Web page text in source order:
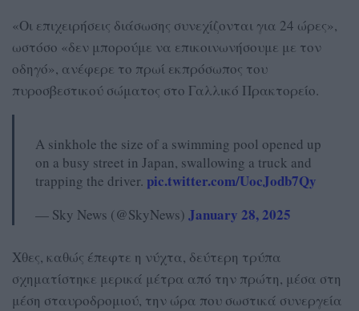
«Οι επιχειρήσεις διάσωσης συνεχίζονται για 24 ώρες»,
ωστόσο «δεν μπορούμε να επικοινωνήσουμε με τον
οδηγό», ανέφερε το πρωί εκπρόσωπος του
πυροσβεστικού σώματος στο Γαλλικό Πρακτορείο.
A sinkhole the size of a swimming pool opened up
on a busy street in Japan, swallowing a truck and
trapping the driver. pic.twitter.com/UocJodb7Qy
— Sky News (@SkyNews) January 28, 2025
Χθες, καθώς έπεφτε η νύχτα, δεύτερη τρύπα
σχηματίστηκε μερικά μέτρα από την πρώτη, μέσα στη
μέση σταυροδρομιού, την ώρα που σωστικά συνεργεία